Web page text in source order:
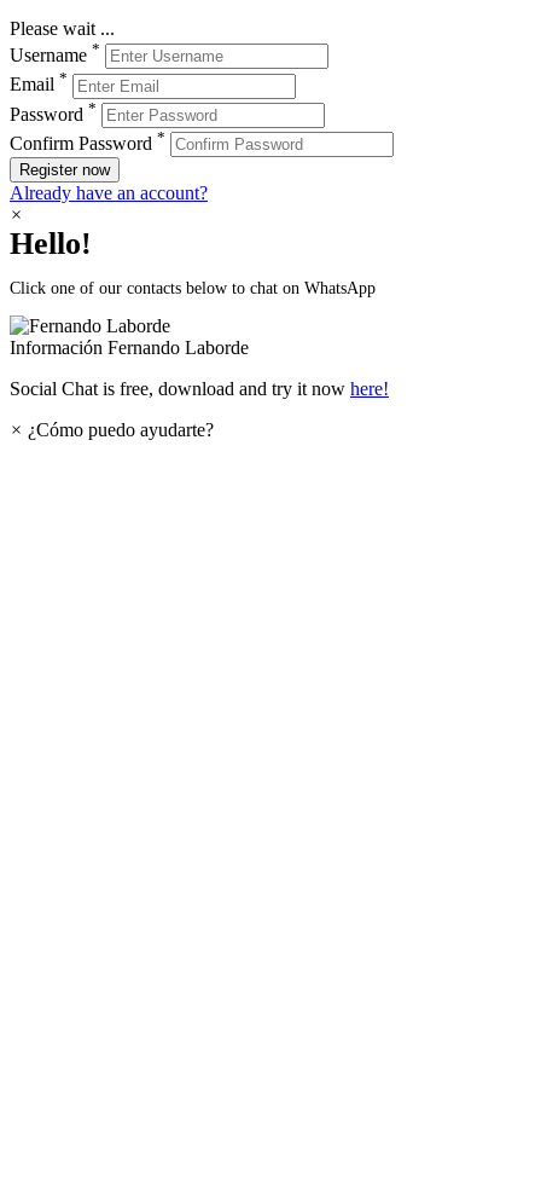
Please wait ...
Username *
Email *
Password *
Confirm Password *
Register now
Already have an account?
×
Hello!
Click one of our contacts below to chat on WhatsApp
Información Fernando Laborde
Social Chat is free, download and try it now here!
× ¿Cómo puedo ayudarte?